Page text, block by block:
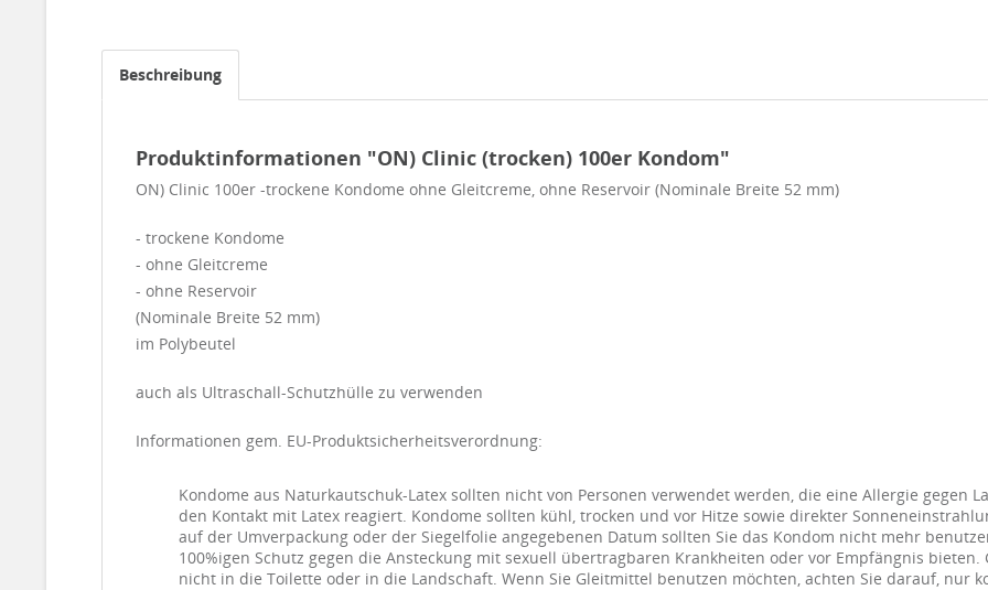
Beschreibung
Produktinformationen "ON) Clinic (trocken) 100er Kondom"
ON) Clinic 100er -trockene Kondome ohne Gleitcreme, ohne Reservoir (Nominale Breite 52 mm)
- trockene Kondome
- ohne Gleitcreme
- ohne Reservoir
(Nominale Breite 52 mm)
im Polybeutel
auch als Ultraschall-Schutzhülle zu verwenden
Informationen gem. EU-Produktsicherheitsverordnung:
Kondome aus Naturkautschuk-Latex sollten nicht von Personen verwendet werden, die eine Allergie gegen
den Kontakt mit Latex reagiert. Kondome sollten kühl, trocken und vor Hitze sowie direkter
auf der Umverpackung oder der Siegelfolie angegebenen Datum sollten Sie das Kondom nicht mehr
100%igen Schutz gegen die Ansteckung mit sexuell übertragbaren Krankheiten oder vor Empfängnis
nicht in die Toilette oder in die Landschaft. Wenn Sie Gleitmittel benutzen möchten, achten Sie darauf, nur